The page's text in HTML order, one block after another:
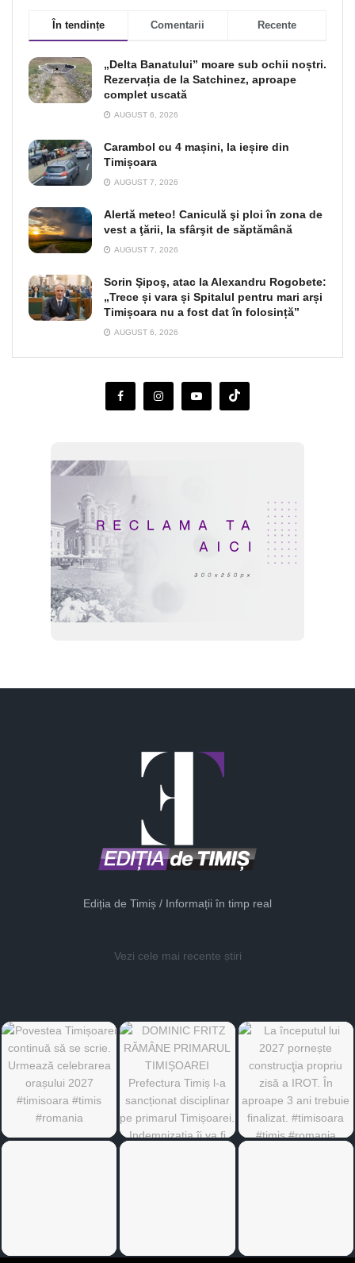
În tendințe Comentarii Recente
„Delta Banatului” moare sub ochii noștri.
Rezervația de la Satchinez, aproape
complet uscată
AUGUST 6, 2026
Carambol cu 4 mașini, la ieșire din
Timișoara
AUGUST 7, 2026
Alertă meteo! Caniculă şi ploi în zona de
vest a ţării, la sfârşit de săptămână
AUGUST 7, 2026
Sorin Şipoş, atac la Alexandru Rogobete:
„Trece și vara și Spitalul pentru mari arși
Timișoara nu a fost dat în folosință”
AUGUST 6, 2026
Ediția de Timiș / Informații în timp real
Vezi cele mai recente știri